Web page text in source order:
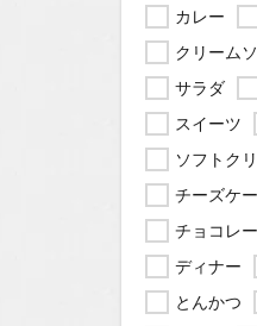
カレー
クリーム
サラダ
スイーツ
ソフトク
チーズケ
チョコレ
ディナー
とんかつ